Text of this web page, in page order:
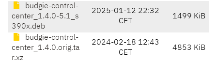
budgie-control-
center_1.4.0-5.1_s
390x.deb
2025-01-12 22:32
CET
1499 KiB
budgie-control-
center_1.4.0.orig.ta
r.xz
2024-02-18 12:43
CET
4853 KiB